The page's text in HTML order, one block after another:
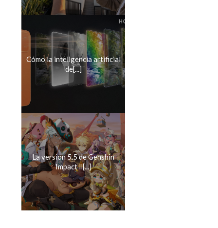
Cómo la inteligencia artificial
de[...]
La versión 5.5 de Genshin
Impact ll[...]